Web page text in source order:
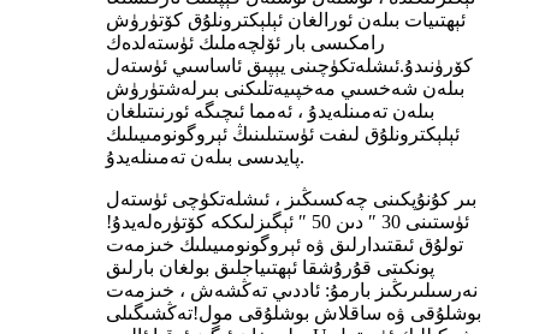
ئېھتىيات بىلەن ئورالغان ئېلېكترونلۇق كۆتۈرۈش
رامكىسى بار ئۆلچەملىك ئۈستەلدەك
كۆرۈنىدۇ.ئىشلەتكۈچىنى يېپىق ئاساسىي ئۈستەل
بىلەن شەخسىي مەخپىيەتلىكنى بىرلەشتۈرۈش
بىلەن تەمىنلەيدۇ ، ئەمما ئىچىگە ئورنىتىلغان
ئېلېكترونلۇق لىفت ئۈستىلىنىڭ ئېروگونومىيىلىك
پايدىسى بىلەن تەمىنلەيدۇ.
بىر كۇنۇپكىنى چەكسىڭىز ، ئىشلەتكۈچى ئۈستەل
ئۈستىنى 30 ″ دىن 50 ″ ئېگىزلىككە كۆتۈرەلەيدۇ!
تولۇق ئىقتىدارلىق ۋە ئېروگونومىيىلىك خىزمەت
پونكىتى قۇرۇشقا ئېھتىياجلىق بولغان بارلىق
نەرسىلىرىڭىز بارمۇ: ئاددىي تەڭشەش ، خىزمەت
بوشلۇقى ۋە ساقلاش بوشلۇقى مول!تەڭشىگىلى